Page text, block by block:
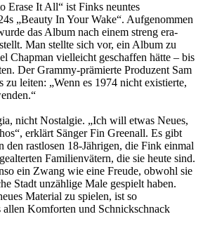
Erase It All“ ist Finks neuntes
„Beauty In Your Wake“. Aufgenommen
das Album nach einem streng era-
Man stellte sich vor, ein Album zu
Chapman vielleicht geschaffen hätte – bis
Der Grammy-prämierte Produzent Sam
zu leiten: „Wenn es 1974 nicht existierte,
nicht Nostalgie. „Ich will etwas Neues,
erklärt Sänger Fin Greenall. Es gibt
den rastlosen 18-Jährigen, die Fink einmal
Familienvätern, die sie heute sind.
ein Zwang wie eine Freude, obwohl sie
Stadt unzählige Male gespielt haben.
Material zu spielen, ist so
allen Komforten und Schnickschnack